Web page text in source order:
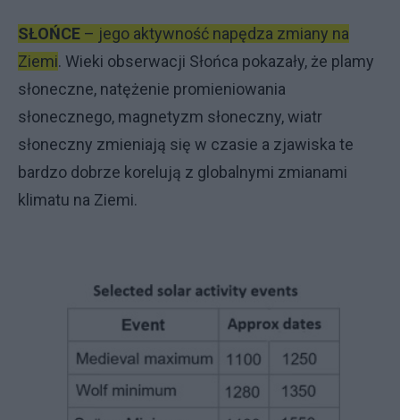
SŁOŃCE – jego aktywność napędza zmiany na
Ziemi. Wieki obserwacji Słońca pokazały, że plamy
słoneczne, natężenie promieniowania
słonecznego, magnetyzm słoneczny, wiatr
słoneczny zmieniają się w czasie a zjawiska te
bardzo dobrze korelują z globalnymi zmianami
klimatu na Ziemi.